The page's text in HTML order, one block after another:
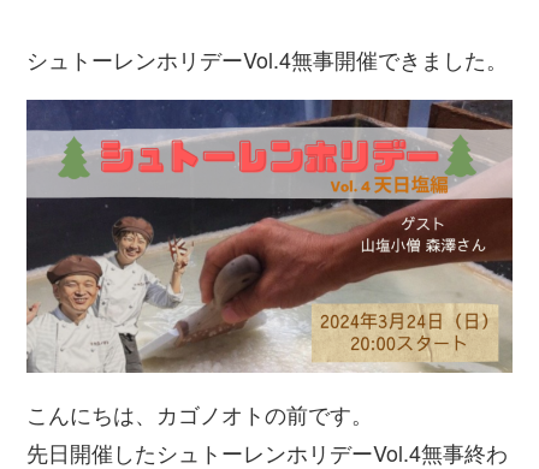
シュトーレンホリデーVol.4無事開催できました。
こんにちは、カゴノオトの前です。
先日開催したシュトーレンホリデーVol.4無事終わ